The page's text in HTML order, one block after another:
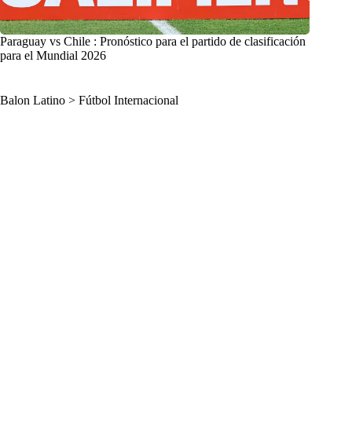
Paraguay vs Chile : Pronóstico para el partido de clasificación
para el Mundial 2026
Balon Latino > Fútbol Internacional